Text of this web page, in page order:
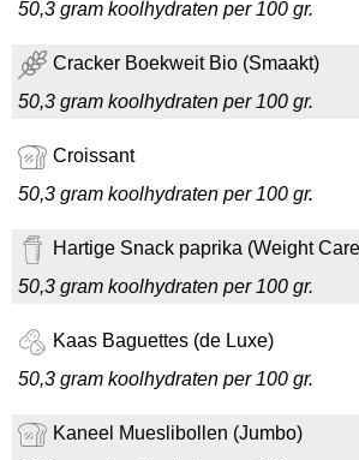
50,3 gram koolhydraten per 100 gr.
Cracker Boekweit Bio (Smaakt)
50,3 gram koolhydraten per 100 gr.
Croissant
50,3 gram koolhydraten per 100 gr.
Hartige Snack paprika (Weight
50,3 gram koolhydraten per 100 gr.
Kaas Baguettes (de Luxe)
50,3 gram koolhydraten per 100 gr.
Kaneel Mueslibollen (Jumbo)